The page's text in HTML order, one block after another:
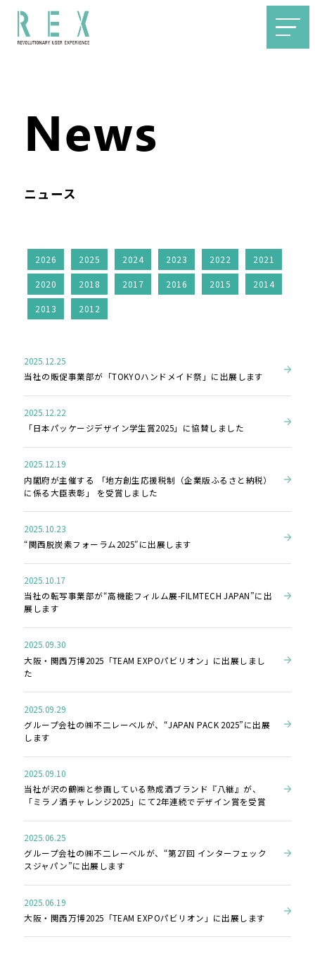
News
ニュース
2026 2025 2024 2023 2022 2021
2020 2018 2017 2016 2015 2014
2013 2012
2025.12.25
当社の販促事業部が「TOKYOハンドメイド祭」に出展します
2025.12.22
「日本パッケージデザイン学生賞2025」に協賛しました
2025.12.19
内閣府が主催する 「地方創生応援税制（企業版ふるさと納税）
に係る大臣表彰」 を受賞しました
2025.10.23
“関西脱炭素フォーラム2025″に出展します
2025.10.17
当社の転写事業部が“高機能フィルム展-FILMTECH JAPAN”に出
展します
2025.09.30
大阪・関西万博2025「TEAM EXPOパビリオン」に出展しまし
た
2025.09.29
グループ会社の㈱不二レーベルが、“JAPAN PACK 2025”に出展
します
2025.09.10
当社が沢の鶴㈱と参画している熟成酒ブランド『八継』が、
「ミラノ酒チャレンジ2025」にて2年連続でデザイン賞を受賞
2025.06.25
グループ会社の㈱不二レーベルが、“第27回 インターフェック
スジャパン”に出展します
2025.06.19
大阪・関西万博2025「TEAM EXPOパビリオン」に出展します